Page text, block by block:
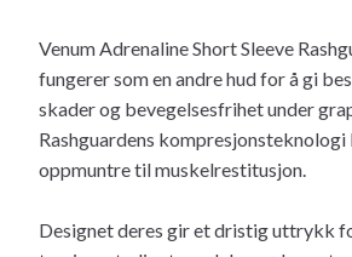
Venum Adrenaline Short Sleeve
fungerer som en andre hud for å gi
skader og bevegelsesfrihet under
Rashguardens
oppmuntre til muskelrestitusjon.
Designet deres gir et dristig uttrykk